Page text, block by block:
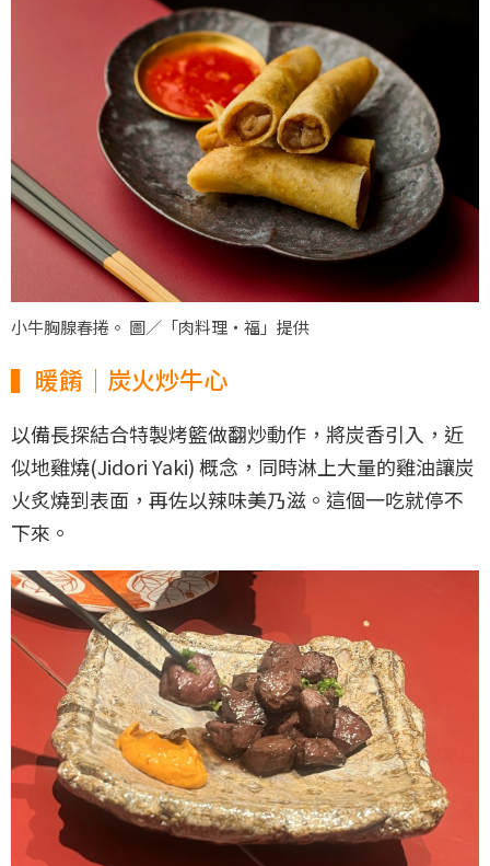
小牛胸腺春捲。 圖／「肉料理‧福」提供
▍暖餚｜炭火炒牛心
以備長探結合特製烤籃做翻炒動作，將炭香引入，近
似地雞燒(Jidori Yaki) 概念，同時淋上大量的雞油讓炭
火炙燒到表面，再佐以辣味美乃滋。這個一吃就停不
下來。